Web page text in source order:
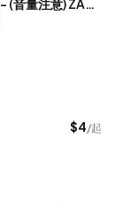
車CAM直擊 - (音量注意) ZA2515 有車係後面仲想強行倒車出返去？
$4/起